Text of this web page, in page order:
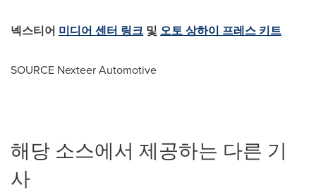
넥스티어 미디어 센터 링크 및 오토 상하이 프레스 키트
SOURCE Nexteer Automotive
해당 소스에서 제공하는 다른 기
사